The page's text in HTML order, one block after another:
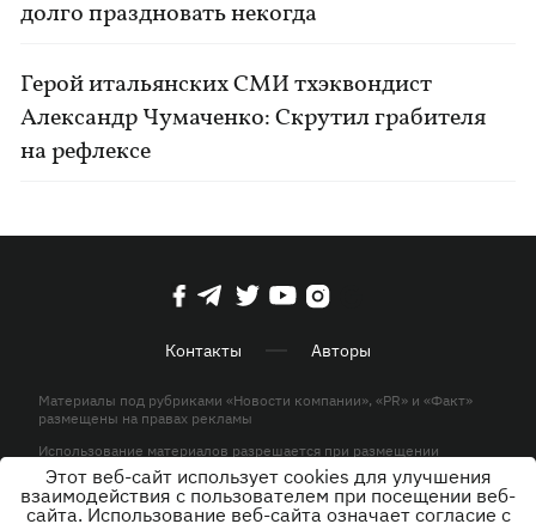
долго праздновать некогда
Герой итальянских СМИ тхэквондист
Александр Чумаченко: Скрутил грабителя
на рефлексе
Контакты Авторы
Материалы под рубриками «Новости компании», «PR» и «Факт»
размещены на правах рекламы
Использование материалов разрешается при размещении
активной гиперссылки на KP.UA в первом абзаце.
© ООО «ЮЛАВ МЕДИА»,2026. Все права защищены.
Этот веб-сайт использует cookies для улучшения
взаимодействия с пользователем при посещении веб-
сайта. Использование веб-сайта означает согласие с